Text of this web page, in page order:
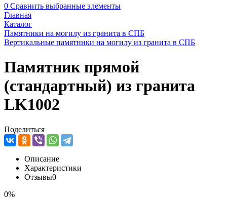
0 Сравнить выбранные элементы
Главная
Каталог
Памятники на могилу из гранита в СПБ
Вертикальные памятники на могилу из гранита в СПБ
Памятник прямой
(стандартный) из гранита
LK1002
Поделиться
Описание
Характеристики
Отзывы0
0%